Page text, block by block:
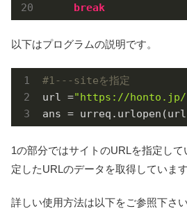
break
以下はプログラムの説明です。
#1---siteを指定
url ="https://honto.jp/
ans =
1の部分ではサイトのURLを指定し
定したURLのデータを取得しています
詳しい使用方法は以下をご参照下さい